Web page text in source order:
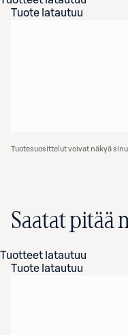
Tuote latautuu
Tuotesuosittelut voivat näkyä
Saatat pitää
Tuotteet latautuu
Tuote latautuu